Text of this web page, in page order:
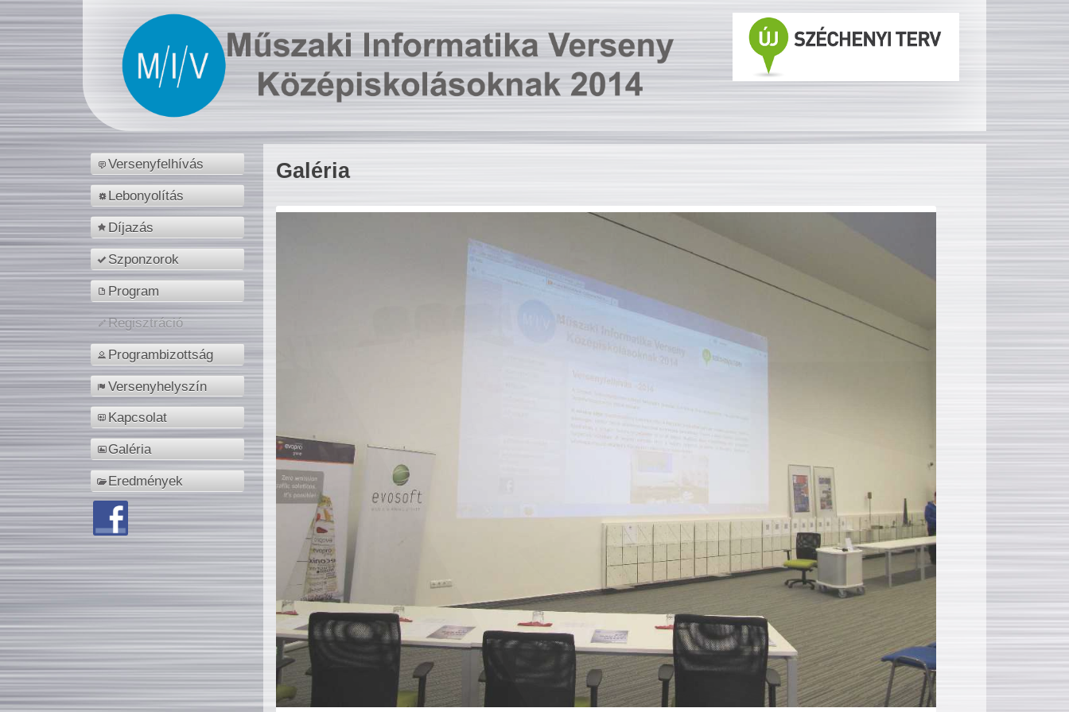
Versenyfelhívás
Lebonyolítás
Díjazás
Szponzorok
Program
Regisztráció
Programbizottság
Versenyhelyszín
Kapcsolat
Galéria
Eredmények
Galéria